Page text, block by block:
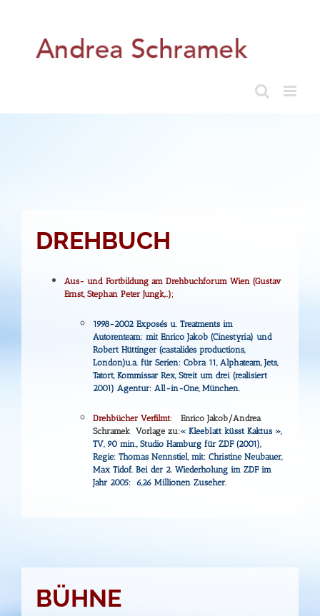
DREHBUCH
Aus- und Fortbildung am Drehbuchforum Wien (Gustav
Ernst, Stephan Peter Jungk,..);
1998-2002 Exposés u. Treatments im
Autorenteam: mit Enrico Jakob (Cinestyria) und
Robert Hüttinger (castalides productions,
London)u.a. für Serien: Cobra 11, Alphateam, Jets,
Tatort, Kommissar Rex, Streit um drei (realisiert
2001) Agentur: All-in-One, München.
Drehbücher Verfilmt: Enrico Jakob/Andrea
Schramek Vorlage zu:« Kleeblatt küsst Kaktus »,
TV, 90 min., Studio Hamburg für ZDF (2001),
Regie: Thomas Nennstiel, mit: Christine Neubauer,
Max Tidof. Bei der 2. Wiederholung im ZDF im
Jahr 2005: 6,26 Millionen Zuseher.
BÜHNE